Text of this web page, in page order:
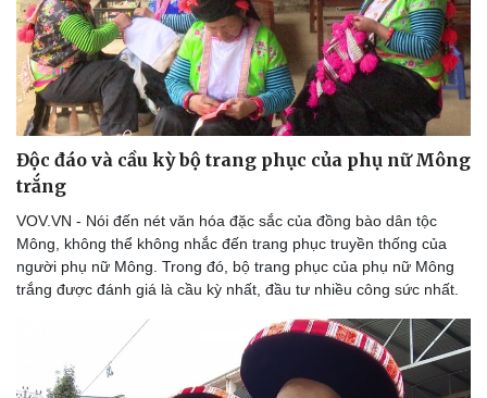
Độc đáo và cầu kỳ bộ trang phục của phụ nữ Mông
trắng
VOV.VN - Nói đến nét văn hóa đặc sắc của đồng bào dân tộc
Mông, không thể không nhắc đến trang phục truyền thống của
người phụ nữ Mông. Trong đó, bộ trang phục của phụ nữ Mông
trắng được đánh giá là cầu kỳ nhất, đầu tư nhiều công sức nhất.